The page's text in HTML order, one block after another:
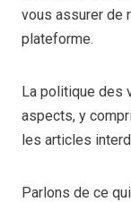
vous assurer de
plateforme.
La politique des
aspects, y
les articles
Parlons de ce